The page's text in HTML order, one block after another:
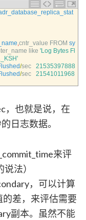
,cntr_value FROM sy
like 'Log Bytes Fl
/sec
21535397888
/sec
21541011968
，也就是说，在
日志数据。
来评
法）
，可以计算
差，来评估需要
副本。虽然不能